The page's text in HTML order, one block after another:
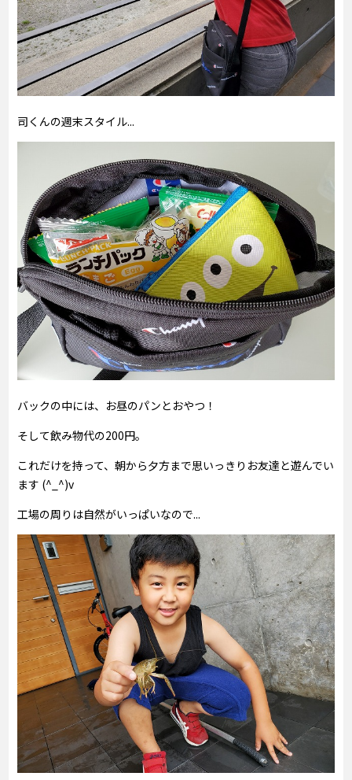
司くんの週末スタイル...
バックの中には、お昼のパンとおやつ！
そして飲み物代の200円。
これだけを持って、朝から夕方まで思いっきりお友達と遊んでい
ます (^_^)v
工場の周りは自然がいっぱいなので...